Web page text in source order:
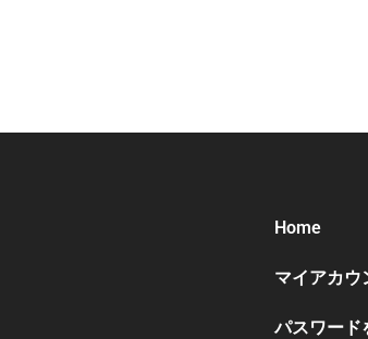
Home
マイアカウ
パスワード